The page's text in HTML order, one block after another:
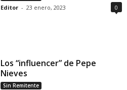
Editor - 23 enero, 2023 0
Los “influencer” de Pepe
Nieves
Sin Remitente